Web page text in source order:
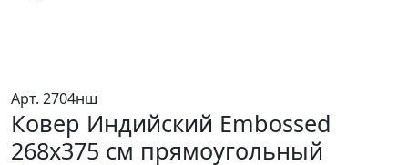
Арт. 2704нш
Ковер Индийский Embossed
268x375 см прямоугольный